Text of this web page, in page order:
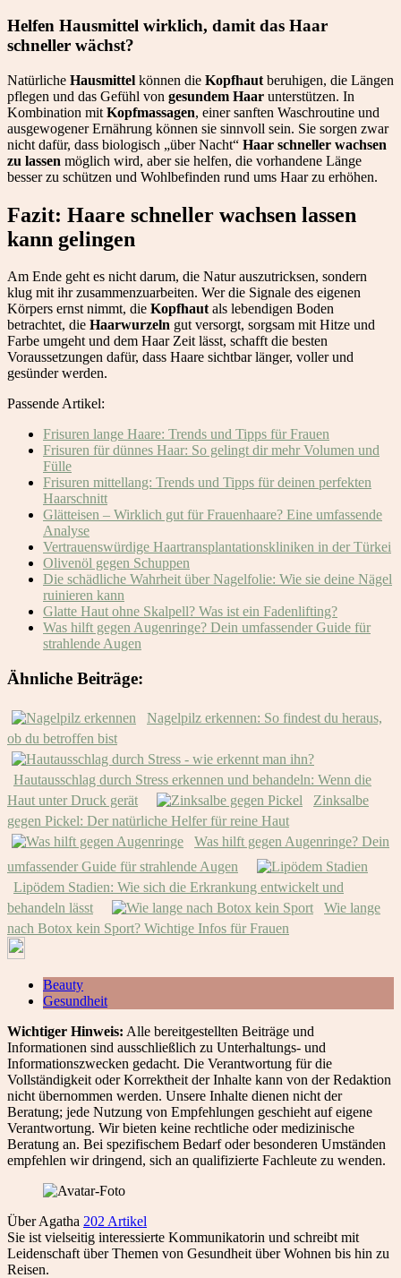
Helfen Hausmittel wirklich, damit das Haar
schneller wächst?
Natürliche Hausmittel können die Kopfhaut beruhigen, die Längen
pflegen und das Gefühl von gesundem Haar unterstützen. In
Kombination mit Kopfmassagen, einer sanften Waschroutine und
ausgewogener Ernährung können sie sinnvoll sein. Sie sorgen zwar
nicht dafür, dass biologisch „über Nacht“ Haar schneller wachsen
zu lassen möglich wird, aber sie helfen, die vorhandene Länge
besser zu schützen und Wohlbefinden rund ums Haar zu erhöhen.
Fazit: Haare schneller wachsen lassen
kann gelingen
Am Ende geht es nicht darum, die Natur auszutricksen, sondern
klug mit ihr zusammenzuarbeiten. Wer die Signale des eigenen
Körpers ernst nimmt, die Kopfhautals lebendigen Boden
betrachtet, die Haarwurzeln gut versorgt, sorgsam mit Hitze und
Farbe umgeht und dem Haar Zeit lässt, schafft die besten
Voraussetzungen dafür, dass Haare sichtbar länger, voller und
gesünder werden.
Passende Artikel:
Frisuren lange Haare: Trends und Tipps für Frauen
Frisuren für dünnes Haar: So gelingt dir mehr Volumen und
Fülle
Frisuren mittellang: Trends und Tipps für deinen perfekten
Haarschnitt
Glätteisen – Wirklich gut für Frauenhaare? Eine umfassende
Analyse
Vertrauenswürdige Haartransplantationskliniken in der Türkei
Olivenöl gegen Schuppen
Die schädliche Wahrheit über Nagelfolie: Wie sie deine Nägel
ruinieren kann
Glatte Haut ohne Skalpell? Was ist ein Fadenlifting?
Was hilft gegen Augenringe? Dein umfassender Guide für
strahlende Augen
Ähnliche Beiträge:
Nagelpilz erkennen: So findest du heraus,
ob du betroffen bist
Hautausschlag durch Stress erkennen und behandeln: Wenn die
Haut unter Druck gerät
Zinksalbe
gegen Pickel: Der natürliche Helfer für reine Haut
Was hilft gegen Augenringe? Dein
umfassender Guide für strahlende Augen
Lipödem Stadien: Wie sich die Erkrankung entwickelt und
behandeln lässt
Wie lange
nach Botox kein Sport? Wichtige Infos für Frauen
Beauty
Gesundheit
Wichtiger Hinweis: Alle bereitgestellten Beiträge und
Informationen sind ausschließlich zu Unterhaltungs- und
Informationszwecken gedacht. Die Verantwortung für die
Vollständigkeit oder Korrektheit der Inhalte kann von der Redaktion
nicht übernommen werden. Unsere Inhalte dienen nicht der
Beratung; jede Nutzung von Empfehlungen geschieht auf eigene
Verantwortung. Wir bieten keine rechtliche oder medizinische
Beratung an. Bei spezifischem Bedarf oder besonderen Umständen
empfehlen wir dringend, sich an qualifizierte Fachleute zu wenden.
Über Agatha 202 Artikel
Sie ist vielseitig interessierte Kommunikatorin und schreibt mit
Leidenschaft über Themen von Gesundheit über Wohnen bis hin zu
Reisen.